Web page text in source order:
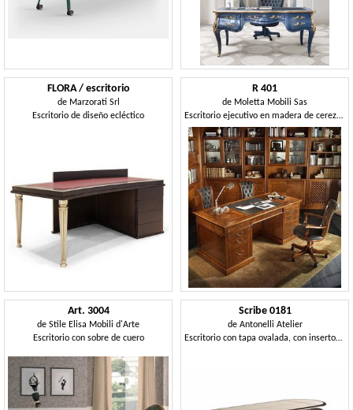
FLORA / escritorio
de Marzorati Srl
Escritorio de diseño ecléctico
R 401
de Moletta Mobili Sas
Escritorio ejecutivo en madera de cerezo, la parte superior de cuero, compartimiento secreto
Art. 3004
de Stile Elisa Mobili d'Arte
Escritorio con sobre de cuero
Scribe 0181
de Antonelli Atelier
Escritorio con tapa ovalada, con insertos de cuero o tela